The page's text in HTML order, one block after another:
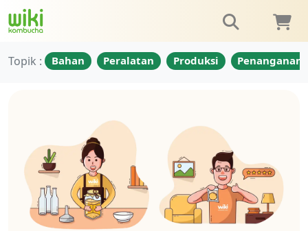
Topik : Bahan Peralatan Produksi Penanganan